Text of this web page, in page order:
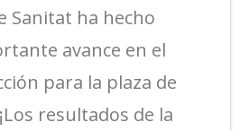
Sanitat ha hecho
avance en el
para la plaza de
resultados de la